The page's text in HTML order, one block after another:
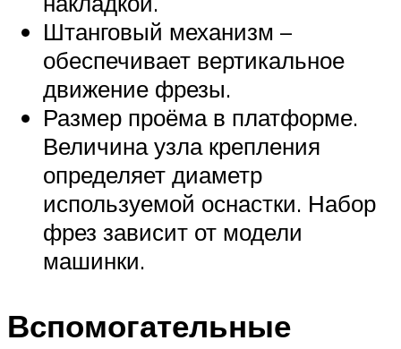
Штанговый механизм –
обеспечивает вертикальное
движение фрезы.
Размер проёма в платформе.
Величина узла крепления
определяет диаметр
используемой оснастки. Набор
фрез зависит от модели
машинки.
Вспомогательные